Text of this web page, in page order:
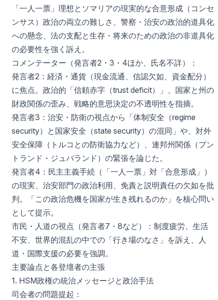
「一人一票」理想とソマリアの現実的な合意形成（コンセ
ンサス）政治の両立の難しさ、警察・治安の政治的道具化
への懸念、法の支配と生存・将来のための政治の非道具化
の必要性を強く訴え。
コメンテーター（発言者2・3・4ほか、氏名不詳）：
発言者2：経済・通貨（現金流通、信認欠如、資金配分）
に焦点。政治的「信頼赤字（trust deficit）」、国家と州の
財政関係の歪み、戦略的意思決定の不透明性を指摘。
発言者3：治安・防衛の視点から「体制安全（regime
security）と国家安全（state security）の混同」や、対外
安全保障（トルコとの防衛協力など）、連邦州関係（プン
トランド・ジュバランド）の緊張を論じた。
発言者4：民主主義手続（「一人一票」対「合意形成」）
の現実、治安部門の政治利用、免責と説明責任の欠如を批
判。「この政治危機を国家が生き残れるのか」を核心問い
として提示。
市民・人道の視点（発言者7・8など）：制度疲労、生活
不安、世界的混乱の中での「行き場のなさ」を訴え、人
道・国際支援の必要を強調。
主要論点と各登壇者の主張
1. HSM政権の統治メッセージと政治手法
司会者の問題提起：